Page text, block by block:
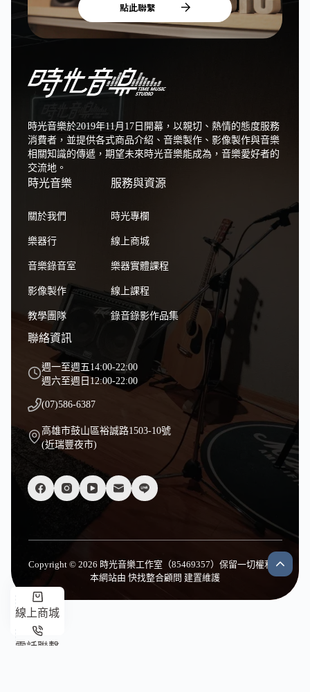
點此聯繫
時光音樂於2019年11月17日開幕，以親切、熱情的態度服務
消費者，並提供各式商品介紹、音樂製作、影像製作與音樂
相關知識的傳遞，期望未來時光音樂能成為，音樂愛好者的
交流地。
時光音樂
關於我們
樂器行
音樂錄音室
影像製作
教學團隊
服務與資源
時光專欄
線上商城
樂器實體課程
線上課程
錄音錄影作品集
聯絡資訊
週一至週五14:00-22:00
週六至週日12:00-22:00
(07)586-6387
高雄市鼓山區裕誠路1503-10號
(近瑞豐夜市)
Copyright © 2026 時光音樂工作室（85469357）保留一切權利｜
本網站由 快找整合顧問 建置維護
線上商城
電話聯繫